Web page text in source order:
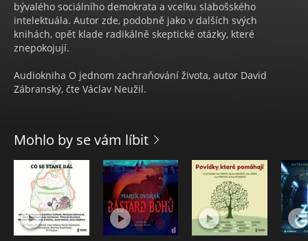
bývalého sociálního demokrata a vcelku slabošského
intelektuála. Autor zde, podobně jako v dalších svých
knihách, opět klade radikálně skeptické otázky, které
znepokojují.
Audiokniha O jednom zachraňování života, autor David
Zábranský, čte Václav Neužil.
Mohlo by se vám líbit